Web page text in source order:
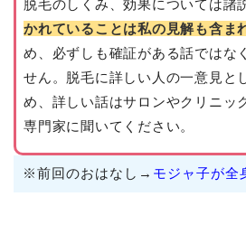
脱毛のしくみ、効果については諸
かれていることは私の見解も含ま
め、必ずしも確証がある話ではな
せん。脱毛に詳しい人の一意見と
め、詳しい話はサロンやクリニッ
専門家に聞いてください。
※前回のおはなし→ モジャ子が全